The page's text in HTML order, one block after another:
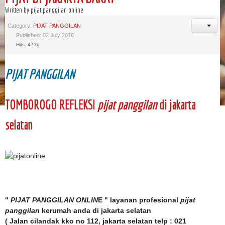
Written by pijat panggilan online
Category: PIJAT PANGGILAN
Published: 02 July 2016
Hits: 4716
PIJAT PANGGILAN
TOMBOROGO REFLEKSI pijat panggilandi jakarta
selatan
" PIJAT PANGGILAN ONLINE " layanan profesional pijat
panggilan kerumah anda di jakarta selatan
( Jalan cilandak kko no 112, jakarta selatan telp : 021